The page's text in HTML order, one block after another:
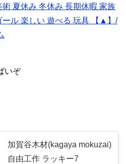
夏休み 冬休み 長期休暇 家族
ール 楽しい 遊べる 玩具 【▲】/
いぞ
加賀谷木材(kagaya mokuzai)
自由工作 ラッキー7